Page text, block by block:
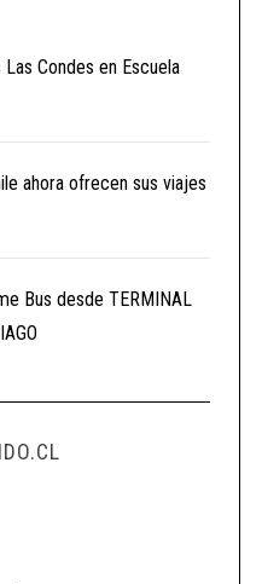
Condes en Escuela
ahora ofrecen sus viajes
Bus desde TERMINAL